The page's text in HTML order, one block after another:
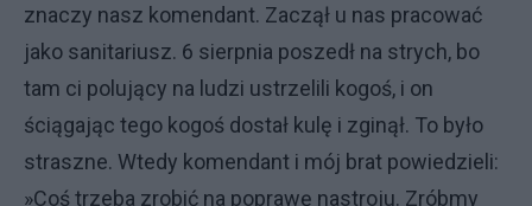
znaczy nasz komendant. Zaczął u nas pracować
jako sanitariusz. 6 sierpnia poszedł na strych, bo
tam ci polujący na ludzi ustrzelili kogoś, i on
ściągając tego kogoś dostał kulę i zginął. To było
straszne. Wtedy komendant i mój brat powiedzieli:
»Coś trzeba zrobić na poprawę nastroju. Zróbmy